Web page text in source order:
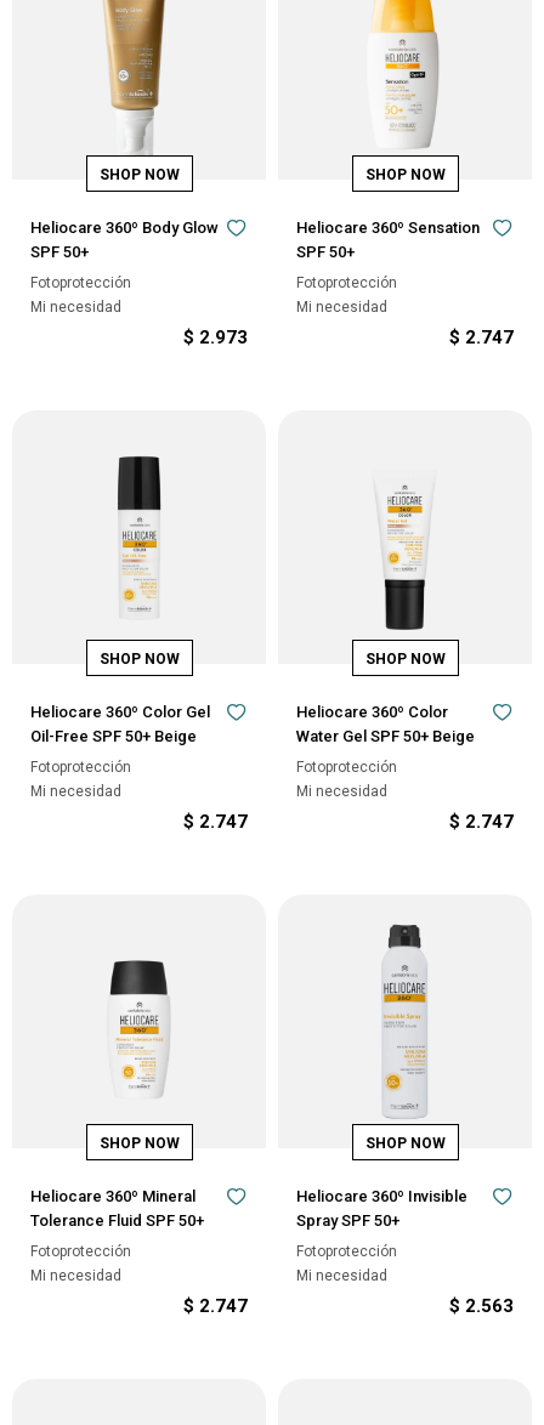
Heliocare 360º Body Glow
SPF 50+
Fotoprotección
Mi necesidad
$ 2.973
Heliocare 360º Sensation
SPF 50+
Fotoprotección
Mi necesidad
$ 2.747
Heliocare 360º Color Gel
Oil-Free SPF 50+ Beige
Fotoprotección
Mi necesidad
$ 2.747
Heliocare 360º Color
Water Gel SPF 50+ Beige
Fotoprotección
Mi necesidad
$ 2.747
Heliocare 360º Mineral
Tolerance Fluid SPF 50+
Fotoprotección
Mi necesidad
$ 2.747
Heliocare 360º Invisible
Spray SPF 50+
Fotoprotección
Mi necesidad
$ 2.563